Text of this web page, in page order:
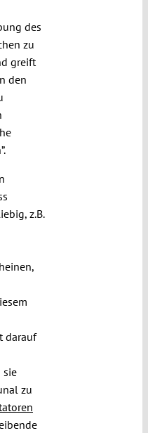
des
zu
greift
den
z.B.
darauf
sie
zu